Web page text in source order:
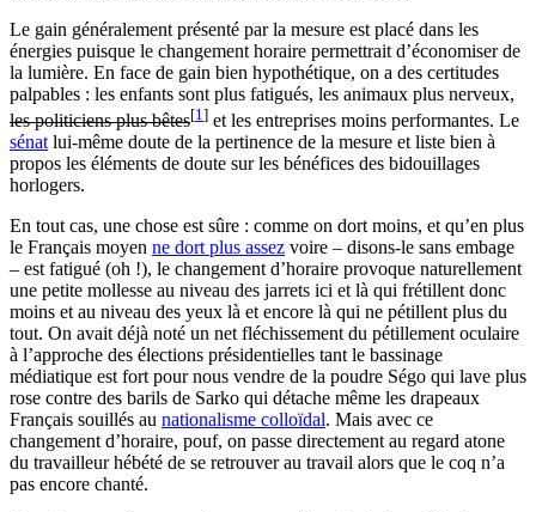
Le gain généralement présenté par la mesure est placé dans les
énergies puisque le changement horaire permettrait d’économiser de
la lumière. En face de gain bien hypothétique, on a des certitudes
palpables : les enfants sont plus fatigués, les animaux plus nerveux,
les politiciens plus bêtes[1 ] et les entreprises moins performantes. Le
sénat lui-même doute de la pertinence de la mesure et liste bien à
propos les éléments de doute sur les bénéfices des bidouillages
horlogers.
En tout cas, une chose est sûre : comme on dort moins, et qu’en plus
le Français moyen ne dort plus assez voire – disons-le sans embage
– est fatigué (oh !), le changement d’horaire provoque naturellement
une petite mollesse au niveau des jarrets ici et là qui frétillent donc
moins et au niveau des yeux là et encore là qui ne pétillent plus du
tout. On avait déjà noté un net fléchissement du pétillement oculaire
à l’approche des élections présidentielles tant le bassinage
médiatique est fort pour nous vendre de la poudre Ségo qui lave plus
rose contre des barils de Sarko qui détache même les drapeaux
Français souillés au nationalisme colloïdal. Mais avec ce
changement d’horaire, pouf, on passe directement au regard atone
du travailleur hébété de se retrouver au travail alors que le coq n’a
pas encore chanté.